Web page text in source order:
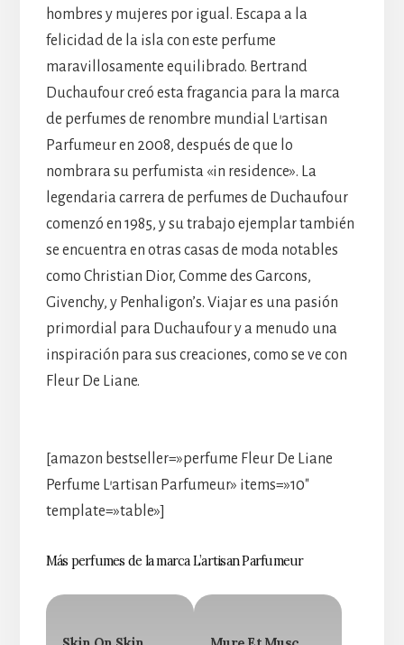
hombres y mujeres por igual. Escapa a la
felicidad de la isla con este perfume
maravillosamente equilibrado. Bertrand
Duchaufour creó esta fragancia para la marca
de perfumes de renombre mundial L’artisan
Parfumeur en 2008, después de que lo
nombrara su perfumista «in residence». La
legendaria carrera de perfumes de Duchaufour
comenzó en 1985, y su trabajo ejemplar también
se encuentra en otras casas de moda notables
como Christian Dior, Comme des Garcons,
Givenchy, y Penhaligon’s. Viajar es una pasión
primordial para Duchaufour y a menudo una
inspiración para sus creaciones, como se ve con
Fleur De Liane.
[amazon bestseller=»perfume Fleur De Liane
Perfume L’artisan Parfumeur» items=»10″
template=»table»]
Más perfumes de la marca L’artisan Parfumeur